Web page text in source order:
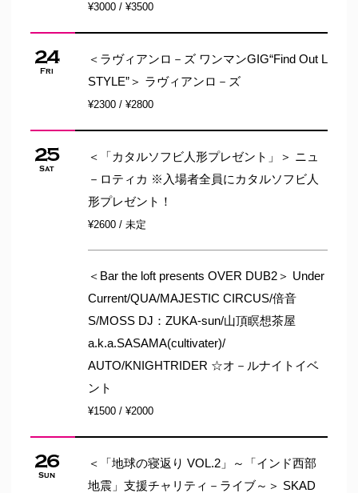
¥3000 / ¥3500
24
Fri
＜ラヴィアンロ－ズ ワンマンGIG“Find Out L
STYLE”＞ ラヴィアンロ－ズ
¥2300 / ¥2800
25
Sat
＜「カタルソフビ人形プレゼント」＞ ニュ
－ロティカ ※入場者全員にカタルソフビ人
形プレゼント！
¥2600 / 未定
＜Bar the loft presents OVER DUB2＞ Under
Current/QUA/MAJESTIC CIRCUS/倍音
S/MOSS DJ：ZUKA-sun/山頂瞑想茶屋
a.k.a.SASAMA(cultivater)/
AUTO/KNIGHTRIDER ☆オ－ルナイトイベ
ント
¥1500 / ¥2000
26
Sun
＜「地球の寝返り VOL.2」～「インド西部
地震」支援チャリティ－ライブ～＞ SKAD